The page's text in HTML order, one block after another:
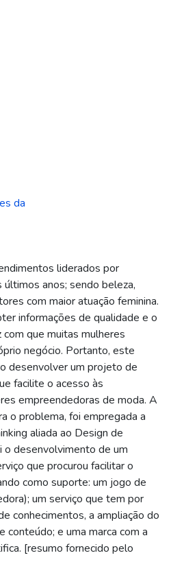
da
liderados por
anos; sendo beleza,
com maior atuação feminina.
informações de qualidade e o
que muitas mulheres
negócio. Portanto, este
desenvolver um projeto de
facilite o acesso às
empreendedoras de moda. A
o problema, foi empregada a
aliada ao Design de
o desenvolvimento de um
que procurou facilitar o
como suporte: um jogo de
um serviço que tem por
conhecimentos, a ampliação do
conteúdo; e uma marca com a
[resumo fornecido pelo